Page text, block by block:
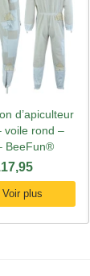
d’apiculteur
voile rond –
BeeFun®
Voir plus